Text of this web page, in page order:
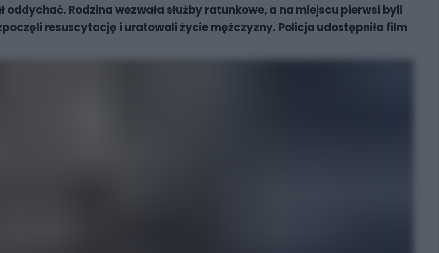
Rodzina wezwała służby ratunkowe, a na miejscu pierwsi byli
resuscytację i uratowali życie mężczyzny. Policja udostępniła film